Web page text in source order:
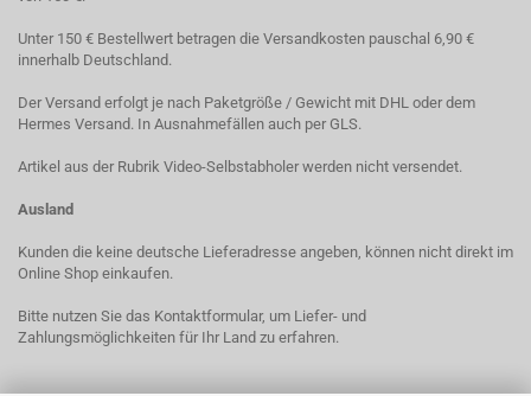
Unter 150 € Bestellwert betragen die Versandkosten pauschal 6,90 €
innerhalb Deutschland.
Der Versand erfolgt je nach Paketgröße / Gewicht mit DHL oder dem
Hermes Versand. In Ausnahmefällen auch per GLS.
Artikel aus der Rubrik Video-Selbstabholer werden nicht versendet.
Ausland
Kunden die keine deutsche Lieferadresse angeben, können nicht direkt im
Online Shop einkaufen.
Bitte nutzen Sie das Kontaktformular, um Liefer- und
Zahlungsmöglichkeiten für Ihr Land zu erfahren.